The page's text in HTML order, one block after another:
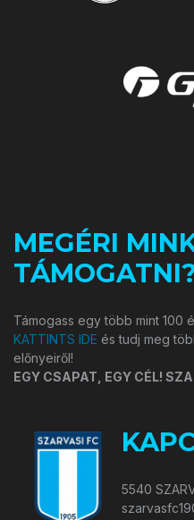
MEGÉRI
Támogass egy több mint 100
KATTINTS IDE és tudj meg
előnyeiről!
EGY CSAPAT, EGY CÉL!
5540